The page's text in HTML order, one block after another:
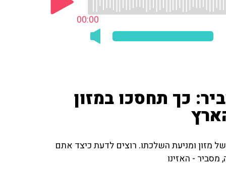
00:00
כך תחסכו במזון
מזון ומניעת השלכתו. רוצים לדעת כיצד אתם
מסביר - האזינו